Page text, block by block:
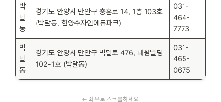
박
달
동
경기도 안양시 만안구 충훈로 14, 1층 103호
(박달동, 한양수자인에듀파크)
031-
464-
7773
박
달
동
경기도 안양시 만안구 박달로 476, 대원빌딩
102-1호 (박달동)
031-
465-
0675